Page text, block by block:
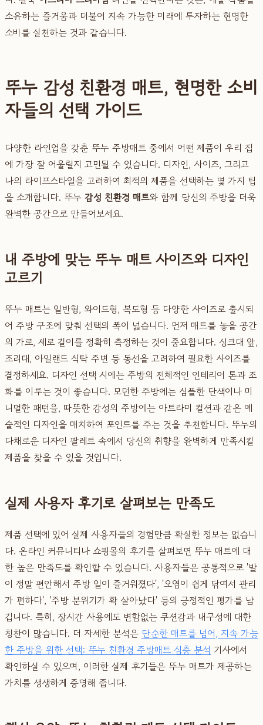
소유하는 즐거움과 더불어 지속 가능한 미래에 투자하는 현명한
소비를 실천하는 것과 같습니다.
뚜누 감성 친환경 매트, 현명한 소비
자들의 선택 가이드
다양한 라인업을 갖춘 뚜누 주방매트 중에서 어떤 제품이 우리 집
에 가장 잘 어울릴지 고민될 수 있습니다. 디자인, 사이즈, 그리고
나의 라이프스타일을 고려하여 최적의 제품을 선택하는 몇 가지 팁
을 소개합니다. 뚜누 감성 친환경 매트와 함께 당신의 주방을 더욱
완벽한 공간으로 만들어보세요.
내 주방에 맞는 뚜누 매트 사이즈와 디자인
고르기
뚜누 매트는 일반형, 와이드형, 복도형 등 다양한 사이즈로 출시되
어 주방 구조에 맞춰 선택의 폭이 넓습니다. 먼저 매트를 놓을 공간
의 가로, 세로 길이를 정확히 측정하는 것이 중요합니다. 싱크대 앞,
조리대, 아일랜드 식탁 주변 등 동선을 고려하여 필요한 사이즈를
결정하세요. 디자인 선택 시에는 주방의 전체적인 인테리어 톤과 조
화를 이루는 것이 좋습니다. 모던한 주방에는 심플한 단색이나 미
니멀한 패턴을, 따뜻한 감성의 주방에는 아트라미 컬션과 같은 예
술적인 디자인을 매치하여 포인트를 주는 것을 추천합니다. 뚜누의
다채로운 디자인 팔레트 속에서 당신의 취향을 완벽하게 만족시킬
제품을 찾을 수 있을 것입니다.
실제 사용자 후기로 살펴보는 만족도
제품 선택에 있어 실제 사용자들의 경험만큼 확실한 정보는 없습니
다. 온라인 커뮤니티나 쇼핑몰의 후기를 살펴보면 뚜누 매트에 대
한 높은 만족도를 확인할 수 있습니다. 사용자들은 공통적으로 '발
이 정말 편안해서 주방 일이 즐거워졌다', '오염이 쉽게 닦여서 관리
가 편하다', '주방 분위기가 확 살아났다' 등의 긍정적인 평가를 남
깁니다. 특히, 장시간 사용에도 변함없는 쿠션감과 내구성에 대한
칭찬이 많습니다. 더 자세한 분석은 단순한 매트를 넘어, 지속 가능
한 주방을 위한 선택: 뚜누 친환경 주방매트 심층 분석 기사에서
확인하실 수 있으며, 이러한 실제 후기들은 뚜누 매트가 제공하는
가치를 생생하게 증명해 줍니다.